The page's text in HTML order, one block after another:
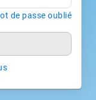
de passe oublié